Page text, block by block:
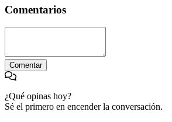
Comentarios
Comentar
¿Qué opinas hoy?
Sé el primero en encender la conversación.